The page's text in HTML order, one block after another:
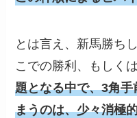
とは言え、新馬勝ち
こでの勝利、もしく
題となる中で、3角
まうのは、少々消極